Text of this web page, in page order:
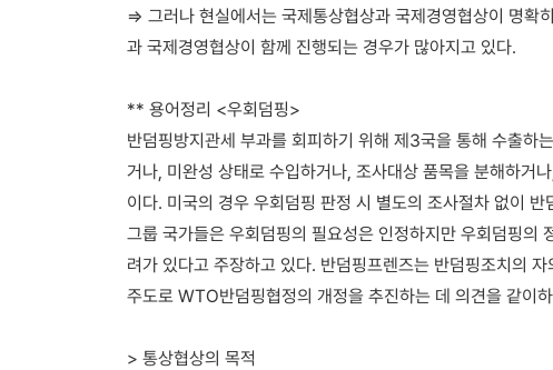
⇒ 그러나 현실에서는 국제통상협상과 국제경영협상이 명확
과 국제경영협상이 함께 진행되는 경우가 많아지고 있다.
** 용어정리 <우회덤핑>
반덤핑방지관세 부과를 회피하기 위해 제3국을 통해 수출하
거나, 미완성 상태로 수입하거나, 조사대상 품목을 분해하거
이다. 미국의 경우 우회덤핑 판정 시 별도의 조사절차 없이
그룹 국가들은 우회덤핑의 필요성은 인정하지만 우회덤핑의
려가 있다고 주장하고 있다. 반덤핑프렌즈는 반덤핑조치의
주도로 WTO반덤핑협정의 개정을 추진하는 데 의견을 같이
> 통상협상의 목적